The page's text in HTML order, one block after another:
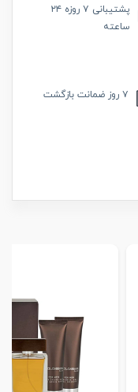
پشتیبانی
۷ روزه ۲۴
ساعته
۷ روز ضمانت بازگشت